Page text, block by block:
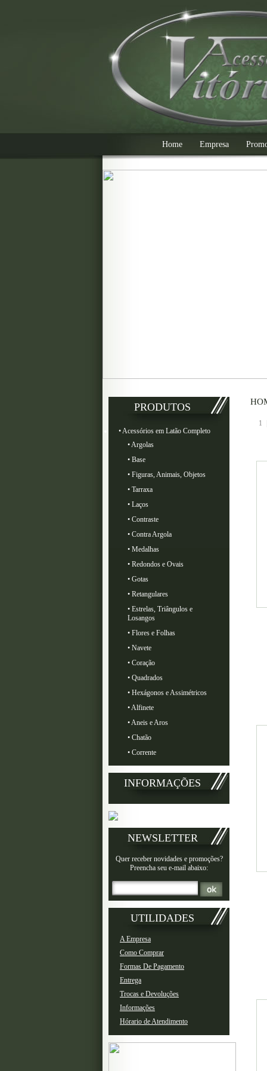
Home Empresa
PRODUTOS
• Acessórios em Latão Completo
• Argolas
• Base
• Figuras, Animais, Objetos
• Tarraxa
• Laços
• Contraste
• Contra Argola
• Medalhas
• Redondos e Ovais
• Gotas
• Retangulares
• Estrelas, Triângulos e
Losangos
• Flores e Folhas
• Navete
• Coração
• Quadrados
• Hexágonos e Assimétricos
• Alfinete
• Aneis e Aros
• Chatão
• Corrente
INFORMAÇÕES
NEWSLETTER
Quer receber novidades e promoções?
Preencha seu e-mail abaixo:
UTILIDADES
A Empresa
Como Comprar
Formas De Pagamento
Entrega
Trocas e Devoluções
Informações
Hórario de Atendimento
1